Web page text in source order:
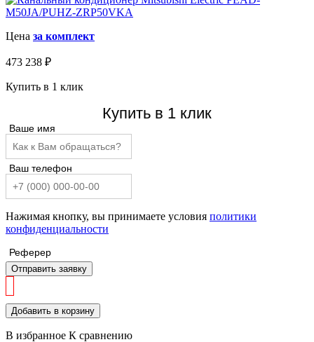
Цена за комплект
473 238 ₽
Купить в 1 клик
Купить в 1 клик
Ваше имя
Ваш телефон
Нажимая кнопку, вы принимаете условия политики
конфиденциальности
Реферер
Отправить заявку
Добавить в корзину
В избранное К сравнению